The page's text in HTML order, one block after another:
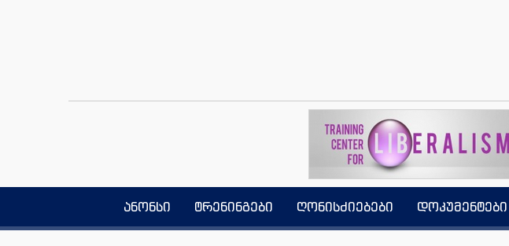
ანონსი ტრენინგები ღონისძიებები დოკუმენტები